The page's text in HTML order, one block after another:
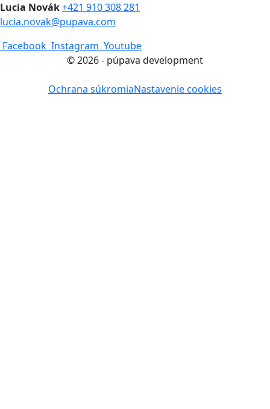
Lucia Novák+421 910 308 281
lucia.novak@pupava.com
Facebook Instagram Youtube
© 2026 - púpava development
Ochrana súkromiaNastavenie cookies